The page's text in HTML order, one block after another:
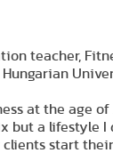
teacher,
at the age
but a lifestyle I
start